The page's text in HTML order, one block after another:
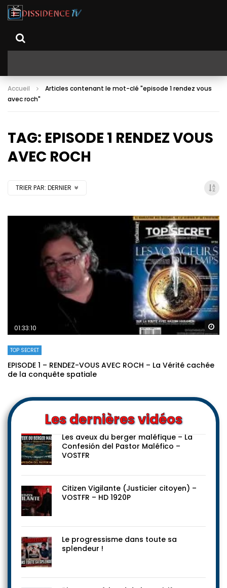
Accueil
Articles contenant le mot-clé "episode 1 rendez vous
avec roch"
TAG: EPISODE 1 RENDEZ VOUS
AVEC ROCH
TRIER PAR: DERNIER
01:33:10
TOP SECRET
EPISODE 1 – RENDEZ-VOUS AVEC ROCH – La Vérité cachée
de la conquête spatiale
Les dernières vidéos
Les aveux du berger maléfique – La
Confesión del Pastor Maléfico –
VOSTFR
Citizen Vigilante (Justicier citoyen) –
VOSTFR – HD 1920P
Le progressisme dans toute sa
splendeur !